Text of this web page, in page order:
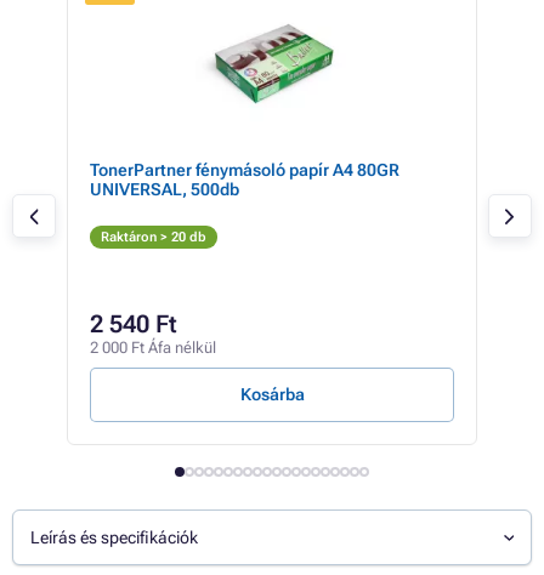
TonerPartner fénymásoló papír A4 80GR
UNIVERSAL, 500db
Raktáron > 20 db
2 540 Ft
2 000 Ft Áfa nélkül
Kosárba
Leírás és specifikációk